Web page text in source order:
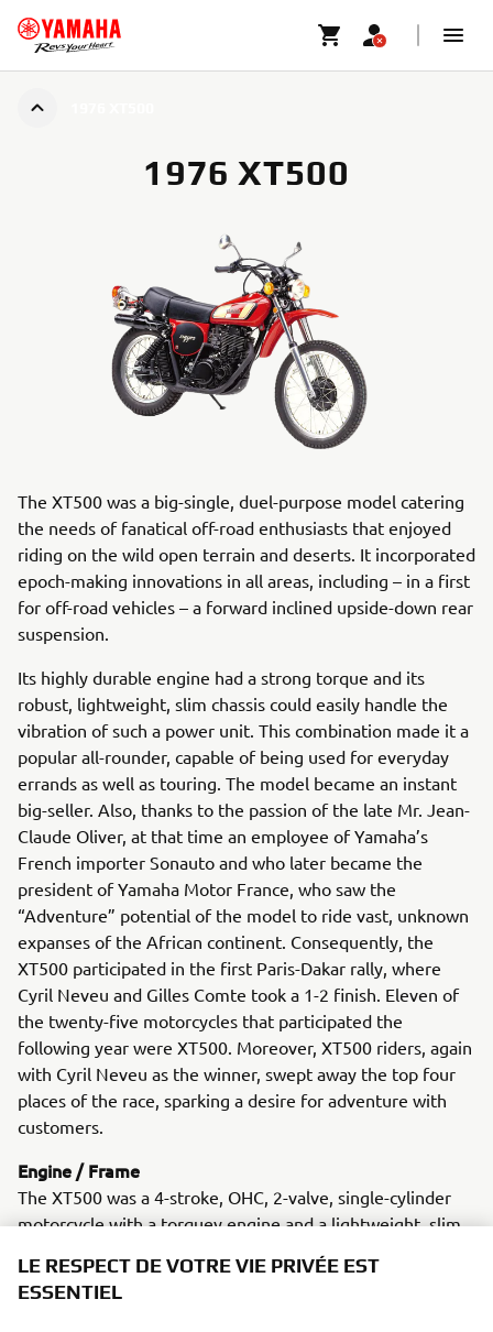
1976 XT500
The XT500 was a big-single, duel-purpose model catering
the needs of fanatical off-road enthusiasts that enjoyed
riding on the wild open terrain and deserts. It incorporated
epoch-making innovations in all areas, including – in a first
for off-road vehicles – a forward inclined upside-down rear
suspension.
Its highly durable engine had a strong torque and its
robust, lightweight, slim chassis could easily handle the
vibration of such a power unit. This combination made it a
popular all-rounder, capable of being used for everyday
errands as well as touring. The model became an instant
big-seller. Also, thanks to the passion of the late Mr. Jean-
Claude Oliver, at that time an employee of Yamaha’s
French importer Sonauto and who later became the
president of Yamaha Motor France, who saw the
“Adventure” potential of the model to ride vast, unknown
expanses of the African continent. Consequently, the
XT500 participated in the first Paris-Dakar rally, where
Cyril Neveu and Gilles Comte took a 1-2 finish. Eleven of
the twenty-five motorcycles that participated the
following year were XT500. Moreover, XT500 riders, again
with Cyril Neveu as the winner, swept away the top four
places of the race, sparking a desire for adventure with
customers.
Engine / Frame
The XT500 was a 4-stroke, OHC, 2-valve, single-cylinder
motorcycle with a torquey engine and a lightweight, slim
LE RESPECT DE VOTRE VIE PRIVÉE EST
ESSENTIEL